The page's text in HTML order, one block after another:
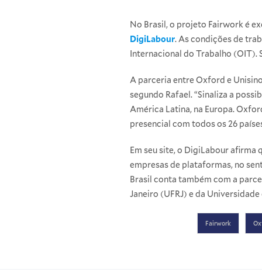
No Brasil, o projeto Fairwork é
DigiLabour. As condições de
Internacional do Trabalho (OIT).
A parceria entre Oxford e
segundo Rafael. “Sinaliza a
América Latina, na Europa.
presencial com todos os 26
Em seu site, o DigiLabour
empresas de plataformas, no
Brasil conta também com a
Janeiro (UFRJ) e da Universidade
Fairwork